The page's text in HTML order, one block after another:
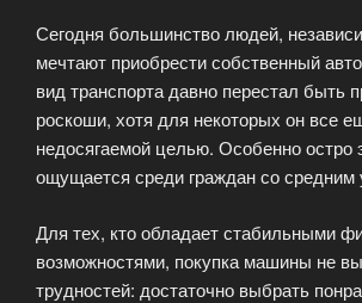
Сегодня большинство людей,
мечтают приобрести собственный
вид транспорта давно перестал быть
роскоши, хотя для некоторых он все
недосягаемой целью. Особенно остро
ощущается среди граждан со средним
Для тех, кто обладает стабильными
возможностями, покупка машины не
трудностей: достаточно выбрать